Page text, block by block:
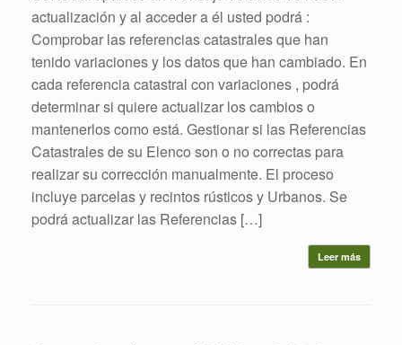
actualización y al acceder a él usted podrá :
Comprobar las referencias catastrales que han
tenido variaciones y los datos que han cambiado. En
cada referencia catastral con variaciones , podrá
determinar si quiere actualizar los cambios o
mantenerlos como está. Gestionar si las Referencias
Catastrales de su Elenco son o no correctas para
realizar su corrección manualmente. El proceso
incluye parcelas y recintos rústicos y Urbanos. Se
podrá actualizar las Referencias […]
Leer más